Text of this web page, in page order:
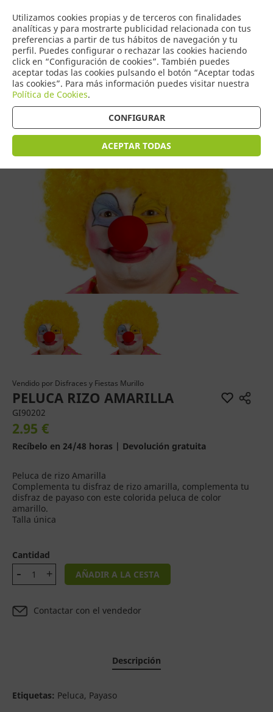
Utilizamos cookies propias y de terceros con finalidades
analíticas y para mostrarte publicidad relacionada con tus
preferencias a partir de tus hábitos de navegación y tu
perfil. Puedes configurar o rechazar las cookies haciendo
click en “Configuración de cookies”. También puedes
aceptar todas las cookies pulsando el botón “Aceptar todas
las cookies”. Para más información puedes visitar nuestra
Política de Cookies.
CONFIGURAR
ACEPTAR TODAS
0
COMERCIO
DE TORRIJOS
Tienda > Pelucas
Vendido por Disfraces y Fiestas Murillo
PELUCA RIZO AMARILLA
GI90202
2.95 €
Recíbelo en 24/48 horas | Devolución gratuita
Peluca de rizo Amarilla
Complementa tu disfraz de rizo amarilla, complementa tu
disfraz de payaso con este colorida peluca de color
amarillo.
Talla única
Cantidad
AÑADIR A LA CESTA
Contactar con el vendedor
Descripción
Etiquetas: Peluca, Payaso